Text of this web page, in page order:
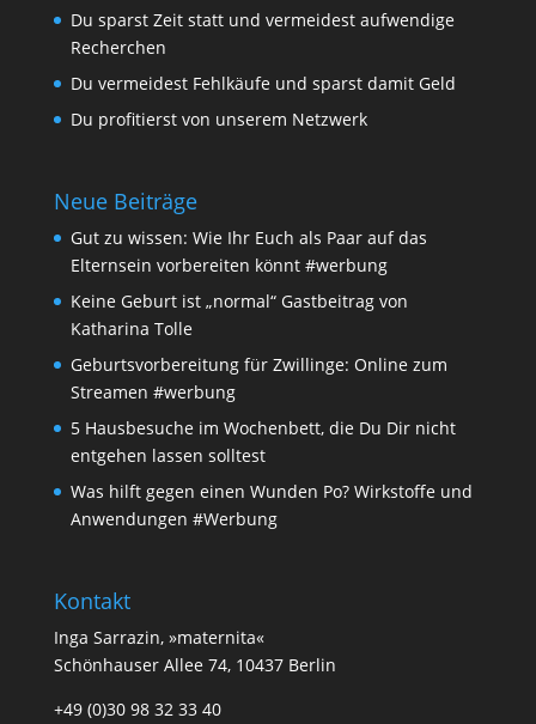
Du sparst Zeit statt und vermeidest aufwendige
Recherchen
Du vermeidest Fehlkäufe und sparst damit Geld
Du profitierst von unserem Netzwerk
Neue Beiträge
Gut zu wissen: Wie Ihr Euch als Paar auf das
Elternsein vorbereiten könnt #werbung
Keine Geburt ist „normal“ Gastbeitrag von
Katharina Tolle
Geburtsvorbereitung für Zwillinge: Online zum
Streamen #werbung
5 Hausbesuche im Wochenbett, die Du Dir nicht
entgehen lassen solltest
Was hilft gegen einen Wunden Po? Wirkstoffe und
Anwendungen #Werbung
Kontakt
Inga Sarrazin, »maternita«
Schönhauser Allee 74, 10437 Berlin
+49 (0)30 98 32 33 40